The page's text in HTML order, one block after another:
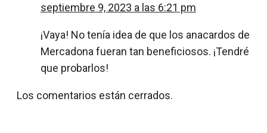
septiembre 9, 2023 a las 6:21 pm
¡Vaya! No tenía idea de que los anacardos de
Mercadona fueran tan beneficiosos. ¡Tendré
que probarlos!
Los comentarios están cerrados.